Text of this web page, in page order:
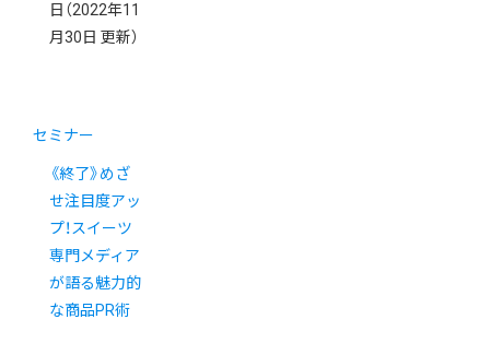
日 （2022年11
月30日 更新）
セミナー
《終了》めざ
せ注目度アッ
プ！スイーツ
専門メディア
が語る魅力的
な商品PR術